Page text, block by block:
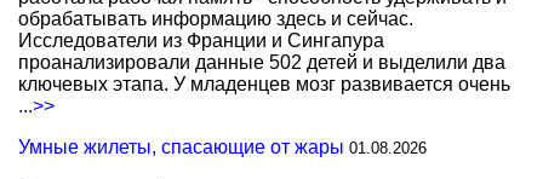
обрабатывать информацию здесь и сейчас.
Исследователи из Франции и Сингапура
проанализировали данные 502 детей и выделили два
ключевых этапа. У младенцев мозг развивается очень
...>>
Умные жилеты, спасающие от жары 01.08.2026